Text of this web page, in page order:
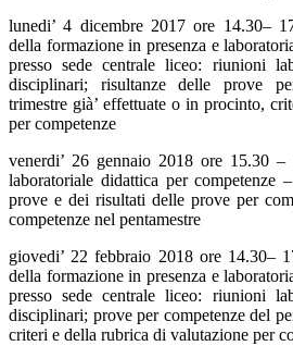
lunedi’ 4 dicembre 2017 ore 14.30–
della formazione in presenza e
presso sede centrale liceo: riunioni
disciplinari; risultanze delle prove
trimestre già’ effettuate o in procinto,
per competenze
venerdi’ 26 gennaio 2018 ore 15.30
laboratoriale didattica per competenze
prove e dei risultati delle prove per
competenze nel pentamestre
giovedi’ 22 febbraio 2018 ore 14.30–
della formazione in presenza e
presso sede centrale liceo: riunioni
disciplinari; prove per competenze del
criteri e della rubrica di valutazione per